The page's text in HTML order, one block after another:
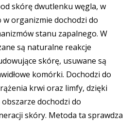
skórę dwutlenku węgla, w
w organizmie dochodzi do
stanu zapalnego. W
są naturalne reakcje
skórę, usuwane są
komórki. Dochodzi do
krwi oraz limfy, dzięki
dochodzi do
skóry. Metoda ta sprawdza